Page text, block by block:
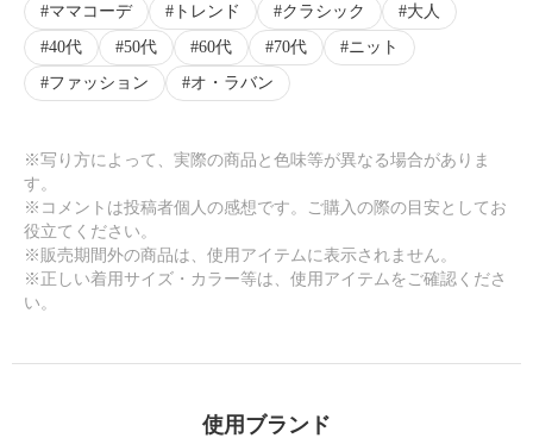
ママコーデ
トレンド クラシック
大人
40代
50代 60代 70代
ニット
ファッション
オ・ラバン
※写り方によって、実際の商品と色味等が異なる場合がありま
す。
※コメントは投稿者個人の感想です。ご購入の際の目安としてお
役立てください。
※販売期間外の商品は、使用アイテムに表示されません。
※正しい着用サイズ・カラー等は、使用アイテムをご確認くださ
い。
使用ブランド